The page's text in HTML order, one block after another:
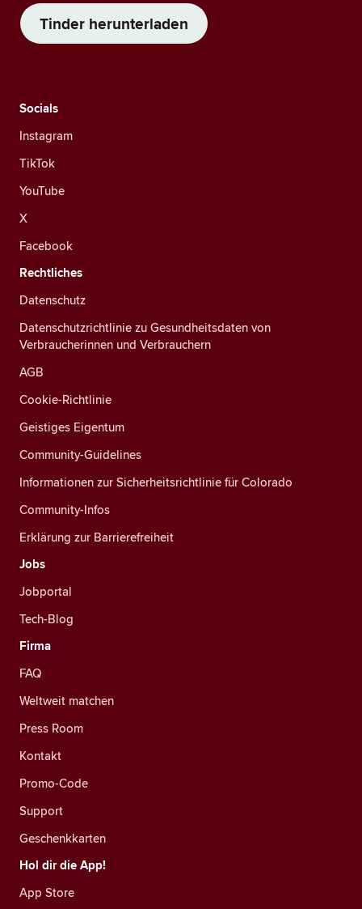
Tinder herunterladen
Socials
Instagram
TikTok
YouTube
X
Facebook
Rechtliches
Datenschutz
Datenschutzrichtlinie zu Gesundheitsdaten von
Verbraucherinnen und Verbrauchern
AGB
Cookie-Richtlinie
Geistiges Eigentum
Community-Guidelines
Informationen zur Sicherheitsrichtlinie für Colorado
Community-Infos
Erklärung zur Barrierefreiheit
Jobs
Jobportal
Tech-Blog
Firma
FAQ
Weltweit matchen
Press Room
Kontakt
Promo-Code
Support
Geschenkkarten
Hol dir die App!
App Store